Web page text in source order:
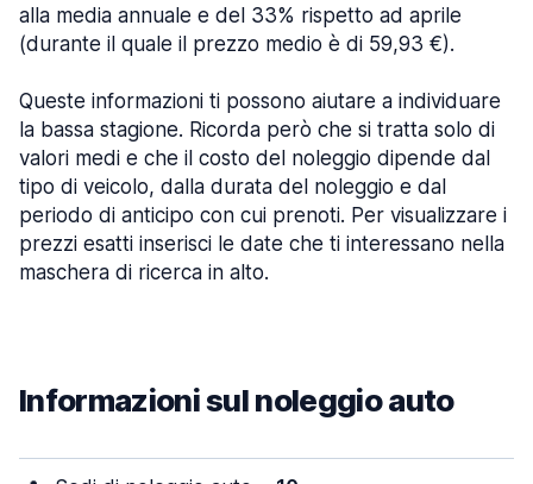
alla media annuale e del 33% rispetto ad aprile
(durante il quale il prezzo medio è di 59,93 €).
Queste informazioni ti possono aiutare a individuare
la bassa stagione. Ricorda però che si tratta solo di
valori medi e che il costo del noleggio dipende dal
tipo di veicolo, dalla durata del noleggio e dal
periodo di anticipo con cui prenoti. Per visualizzare i
prezzi esatti inserisci le date che ti interessano nella
maschera di ricerca in alto.
Informazioni sul noleggio auto